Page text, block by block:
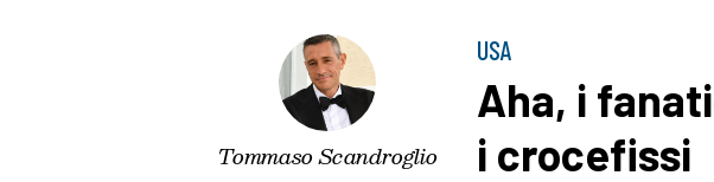
Tommaso Scandroglio
USA
Aha, i
i crocefissi